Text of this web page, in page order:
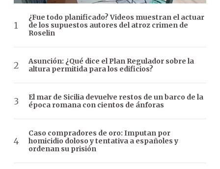
¿Fue todo planificado? Videos muestran el actuar
de los supuestos autores del atroz crimen de
Roselin
Asunción: ¿Qué dice el Plan Regulador sobre la
altura permitida para los edificios?
El mar de Sicilia devuelve restos de un barco de la
época romana con cientos de ánforas
Caso compradores de oro: Imputan por
homicidio doloso y tentativa a españoles y
ordenan su prisión